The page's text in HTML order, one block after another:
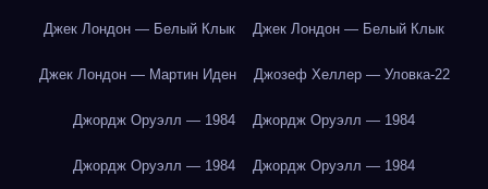
Джек Лондон — Белый Клык Джек Лондон — Белый Клык
Джек Лондон — Мартин Иден Джозеф Хеллер — Уловка-22
Джордж Оруэлл — 1984 Джордж Оруэлл — 1984
Джордж Оруэлл — 1984 Джордж Оруэлл — 1984